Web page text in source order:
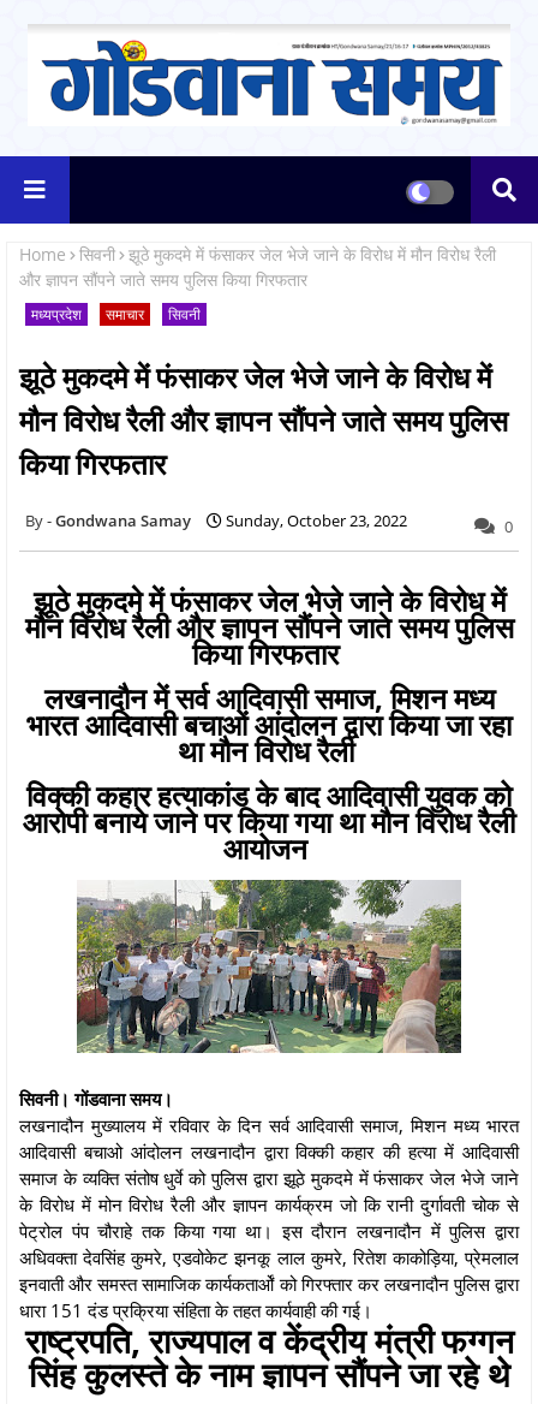
Home सिवनी झूठे मुकदमे में फंसाकर जेल भेजे जाने के विरोध में मौन विरोध रैली
और ज्ञापन सौंपने जाते समय पुलिस किया गिरफतार
मध्यप्रदेश समाचार सिवनी
झूठे मुकदमे में फंसाकर जेल भेजे जाने के विरोध में
मौन विरोध रैली और ज्ञापन सौंपने जाते समय पुलिस
किया गिरफतार
Gondwana Samay Sunday, October 23, 2022 0
झूठे मुकदमे में फंसाकर जेल भेजे जाने के विरोध में
मौन विरोध रैली और ज्ञापन सौंपने जाते समय पुलिस
किया गिरफतार
लखनादौन में सर्व आदिवासी समाज, मिशन मध्य
भारत आदिवासी बचाओं आंदोलन द्वारा किया जा रहा
था मौन विरोध रैली
विक्की कहार हत्याकांड के बाद आदिवासी युवक को
आरोपी बनाये जाने पर किया गया था मौन विरोध रैली
आयोजन
सिवनी। गोंडवाना समय।
लखनादौन मुख्यालय में रविवार के दिन सर्व आदिवासी समाज, मिशन मध्य भारत
आदिवासी बचाओ आंदोलन लखनादौन द्वारा विक्की कहार की हत्या में आदिवासी
समाज के व्यक्ति संतोष धुर्वे को पुलिस द्वारा झूठे मुकदमे में फंसाकर जेल भेजे जाने
के विरोध में मोन विरोध रैली और ज्ञापन कार्यक्रम जो कि रानी दुर्गावती चोक से
पेट्रोल पंप चौराहे तक किया गया था। इस दौरान लखनादौन में पुलिस द्वारा
अधिवक्ता देवसिंह कुमरे, एडवोकेट झनकू लाल कुमरे, रितेश काकोड़िया, प्रेमलाल
इनवाती और समस्त सामाजिक कार्यकतार्ओं को गिरफ्तार कर लखनादौन पुलिस द्वारा
धारा 151 दंड प्रक्रिया संहिता के तहत कार्यवाही की गई।
राष्ट्रपति, राज्यपाल व केंद्रीय मंत्री फग्गन
सिंह कुलस्ते के नाम ज्ञापन सौंपने जा रहे थे